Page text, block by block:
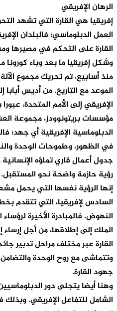
الرهان الإفريقي
إفريقيا هي القارة التي تشهد
العمل الدبلوماسي؛ فالبلدان
القارة على التحكم في مصيرها
وشكل إفريقيا ما بعد وباء
منذ أسابيع، تم تحريك مجموع
الموعد مع التاريخ. من أديس أبابا
الإفريقي إلى الأمم المتحدة،
مؤسسات بريتونوودز، مجموعة
الدبلوماسية الإفريقية أي جهد؛
في الظهور، وطموحات الوحدة
جدول أعمال قاري تملؤه
رؤية حازمة واضحة نحو المستقبل.
إنها الرؤية نفسها التي يحمل
السادس لإفريقيا، التي تتقدم
النهوض. فالمبادرة الأخيرة
الملك إلى إطلاقها، من أجل
القارة عبر مختلف مراحل تدبير
وتتماشى مع روح الوحدة
جهود القارة.
وهنا أيضا يتجلى دور
الشامل للتفاعل الإفريقي.